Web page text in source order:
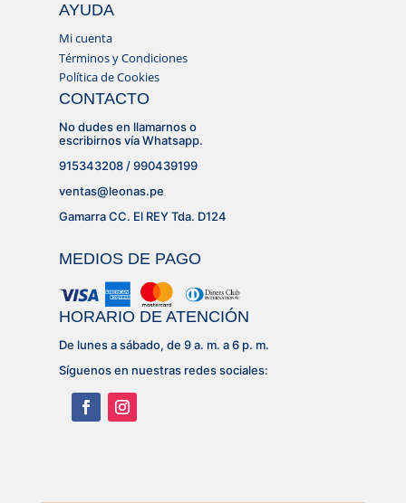
AYUDA
Mi cuenta
Términos y Condiciones
Política de Cookies
CONTACTO
No dudes en llamarnos o
escribirnos vía Whatsapp.
915343208 / 990439199
ventas@leonas.pe
Gamarra CC. El REY Tda. D124
MEDIOS DE PAGO
HORARIO DE ATENCIÓN
De lunes a sábado, de 9 a. m. a 6 p. m.
Síguenos en nuestras redes sociales: